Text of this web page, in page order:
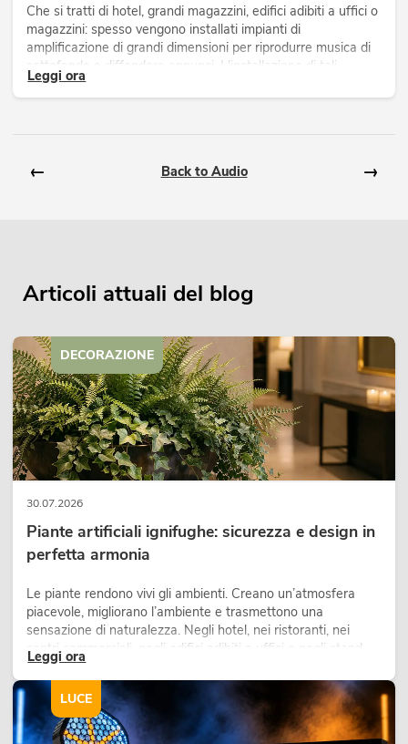
Che si tratti di hotel, grandi magazzini, edifici adibiti a uffici o
magazzini: spesso vengono installati impianti di
amplificazione di grandi dimensioni per riprodurre musica di
sottofondo o diffondere annunci. L'installazione di tali
impianti comporta alcune difficoltà.
Leggi ora
← Back to Audio →
Articoli attuali del blog
30.07.2026
Piante artificiali ignifughe: sicurezza e design in
perfetta armonia
Le piante rendono vivi gli ambienti. Creano un’atmosfera
piacevole, migliorano l’ambiente e trasmettono una
sensazione di naturalezza. Negli hotel, nei ristoranti, nei
centri commerciali, negli edifici adibiti a uffici o negli stand
fieristici, una vegetazione di alta qualità è ormai parte
integrante dei moderni progetti di arredamento.
Leggi ora
DECORAZIONE
LUCE